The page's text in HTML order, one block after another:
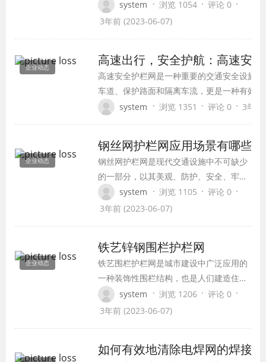
段上的道路，使机动车、非机动车和行人分
提高安全性道路交通，改善交通秩序。
system · 浏览 1054 · 评论 0 ·
3年前 (2023-06-07)
企业动态 高速出行，安全护航：高速安
高速安全护栏网是一种重要的交通安全设施
车道、保护路面和隔离车流，更是一种有效
施。本文将介绍高速安全护栏网的常见规格
system · 浏览 1351 · 评论 0 · 3年
企业动态
钢丝网护栏网应用场景有哪些
钢丝网护栏网是现代交通设施中不可缺少
的一部分，以其美观、防护、安全、牢固
等特点被广泛使用。本文将介绍钢丝网护
栏网的常见规格及结构特点。
system · 浏览 1105 · 评论 0 ·
3年前 (2023-06-07)
企业动态
铁艺锌钢围栏护栏网
铁艺围栏护栏网是城市建设中广泛应用的
一种装饰性围栏结构，也是人们建造住
宅、工业园区等建筑的常见护栏设施。它
的主要优点是结构坚固，耐用性高，而且
栏网的相关问题。
system · 浏览 1206 · 评论 0 ·
3年前 (2023-06-07)
如何有效地清除电焊网的焊接